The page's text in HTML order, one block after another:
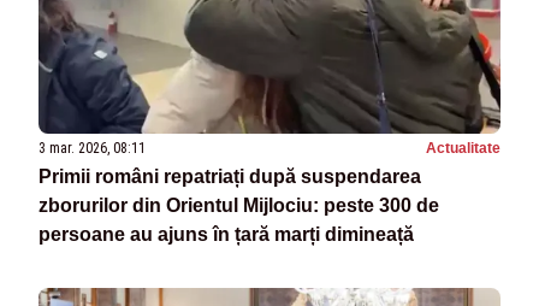
3 mar. 2026, 08:11 Actualitate
Primii români repatriați după suspendarea
zborurilor din Orientul Mijlociu: peste 300 de
persoane au ajuns în țară marți dimineață